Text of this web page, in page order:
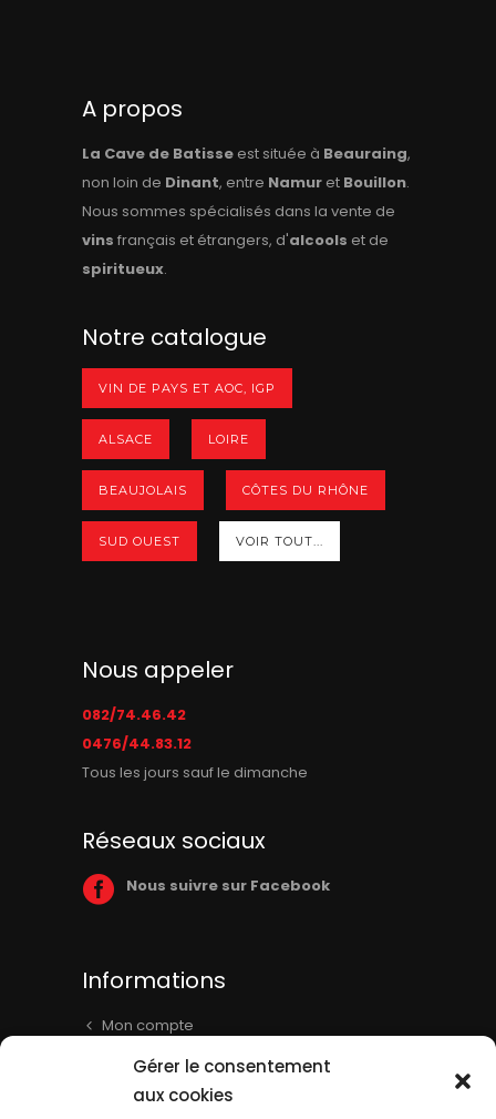
Gérer le consentement
aux cookies
A propos
La Cave de Batisse est située à Beauraing,
non loin de Dinant, entre Namur et Bouillon.
Nous sommes spécialisés dans la vente de
vins français et étrangers, d'alcools et de
spiritueux.
Notre catalogue
VIN DE PAYS ET AOC, IGP
ALSACE LOIRE
BEAUJOLAIS CÔTES DU RHÔNE
SUD OUEST VOIR TOUT...
Nous appeler
082/74.46.42
0476/44.83.12
Tous les jours sauf le dimanche
Réseaux sociaux
Nous suivre sur Facebook
Informations
Mon compte
Panier
Livraison & Informations